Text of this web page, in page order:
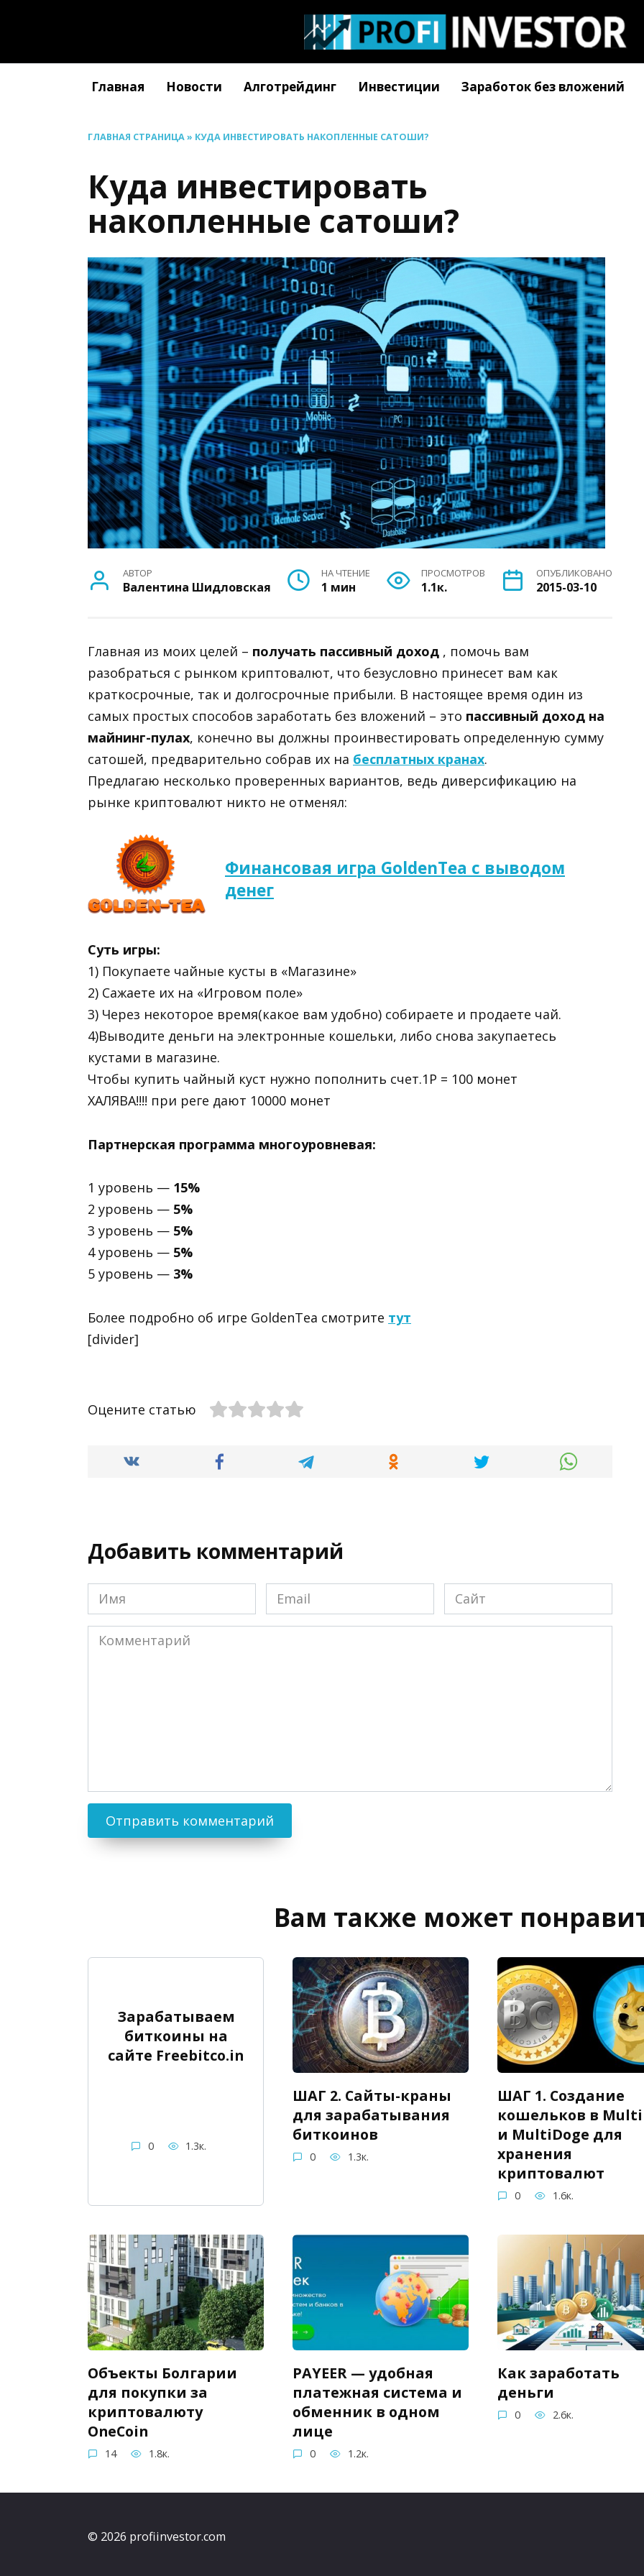
Главная Новости Алготрейдинг Инвестиции Заработок без вложений
ГЛАВНАЯ СТРАНИЦА» КУДА ИНВЕСТИРОВАТЬ НАКОПЛЕННЫЕ САТОШИ?
Куда инвестировать
накопленные сатоши?
АВТОР
Валентина Шидловская
НА ЧТЕНИЕ
1 мин
ПРОСМОТРОВ
1.1к.
ОПУБЛИКОВАНО
2015-03-10
Главная из моих целей – получать пассивный доход , помочь вам
разобраться с рынком криптовалют, что безусловно принесет вам как
краткосрочные, так и долгосрочные прибыли. В настоящее время один из
самых простых способов заработать без вложений – это пассивный доход на
майнинг-пулах, конечно вы должны проинвестировать определенную сумму
сатошей, предварительно собрав их на бесплатных кранах.
Предлагаю несколько проверенных вариантов, ведь диверсификацию на
рынке криптовалют никто не отменял:
Финансовая игра GoldenTea с выводом
денег
Суть игры:
1) Покупаете чайные кусты в «Магазине»
2) Сажаете их на «Игровом поле»
3) Через некоторое время(какое вам удобно) собираете и продаете чай.
4)Выводите деньги на электронные кошельки, либо снова закупаетесь
кустами в магазине.
Чтобы купить чайный куст нужно пополнить счет.1Р = 100 монет
ХАЛЯВА!!!! при реге дают 10000 монет
Партнерская программа многоуровневая:
1 уровень — 15%
2 уровень — 5%
3 уровень — 5%
4 уровень — 5%
5 уровень — 3%
Более подробно об игре GoldenTea смотрите тут
[divider]
Оцените статью
Добавить комментарий
Имя
*
Email
*
Сайт
Комментарий
Вам также может
Зарабатываем
биткоины на
сайте Freebitco.in
0 1.3к.
ШАГ 2. Сайты-краны
для зарабатывания
биткоинов
0 1.3к.
ШАГ 1. Создание
кошельков в
и MultiDoge для
хранения
криптовалют
0 1.6к.
Объекты Болгарии
для покупки за
криптовалюту
OneCoin
14 1.8к.
PAYEER — удобная
платежная система и
обменник в одном
лице
0 1.2к.
Как заработать
деньги
0 2.6к.
© 2026 profiinvestor.com